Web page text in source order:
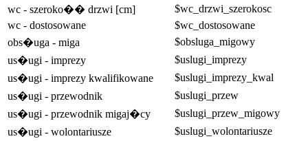
wc - szeroko�� drzwi [cm]
$wc_drzwi_szerokosc
wc - dostosowane
$wc_dostosowane
obs�uga - miga
$obsluga_migowy
us�ugi - imprezy
$uslugi_imprezy
us�ugi - imprezy kwalifikowane
$uslugi_imprezy_kwal
us�ugi - przewodnik
$uslugi_przew
us�ugi - przewodnik migaj�cy
$uslugi_przew_migowy
us�ugi - wolontariusze
$uslugi_wolontariusze